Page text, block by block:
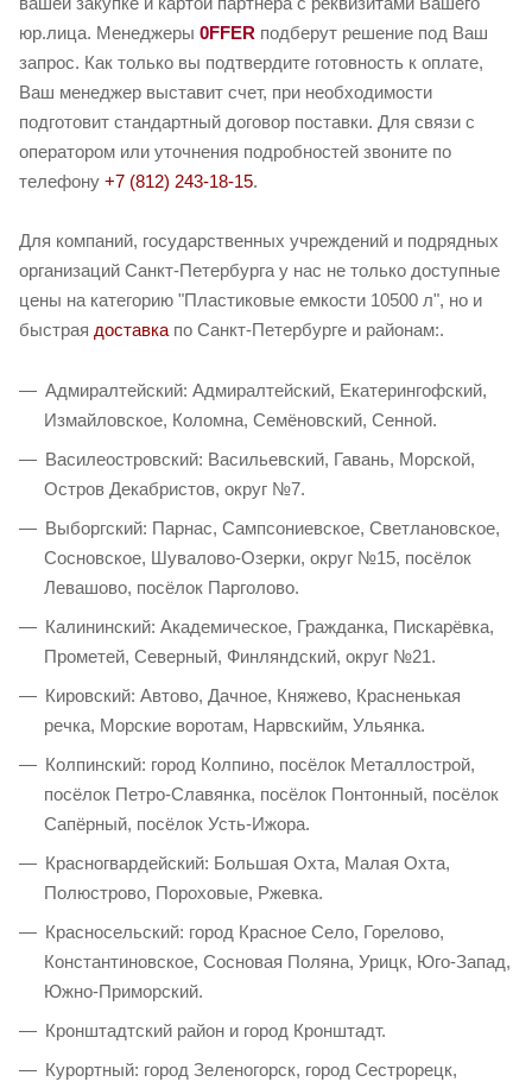
юр.лица. Менеджеры 0FFER подберут решение под Ваш
запрос. Как только вы подтвердите готовность к оплате,
Ваш менеджер выставит счет, при необходимости
подготовит стандартный договор поставки. Для связи с
оператором или уточнения подробностей звоните по
телефону +7 (812) 243-18-15.
Для компаний, государственных учреждений и подрядных
организаций Санкт-Петербурга у нас не только доступные
цены на категорию "Пластиковые емкости 10500 л", но и
быстрая доставка по Санкт-Петербурге и районам:.
Адмиралтейский: Адмиралтейский, Екатерингофский,
Измайловское, Коломна, Семёновский, Сенной.
Василеостровский: Васильевский, Гавань, Морской,
Остров Декабристов, округ №7.
Выборгский: Парнас, Сампсониевское, Светлановское,
Сосновское, Шувалово-Озерки, округ №15, посёлок
Левашово, посёлок Парголово.
Калининский: Академическое, Гражданка, Пискарёвка,
Прометей, Северный, Финляндский, округ №21.
Кировский: Автово, Дачное, Княжево, Красненькая
речка, Морские воротам, Нарвскийм, Ульянка.
Колпинский: город Колпино, посёлок Металлострой,
посёлок Петро-Славянка, посёлок Понтонный, посёлок
Сапёрный, посёлок Усть-Ижора.
Красногвардейский: Большая Охта, Малая Охта,
Полюстрово, Пороховые, Ржевка.
Красносельский: город Красное Село, Горелово,
Константиновское, Сосновая Поляна, Урицк, Юго-Запад,
Южно-Приморский.
Кронштадтский район и город Кронштадт.
Курортный: город Зеленогорск, город Сестрорецк,